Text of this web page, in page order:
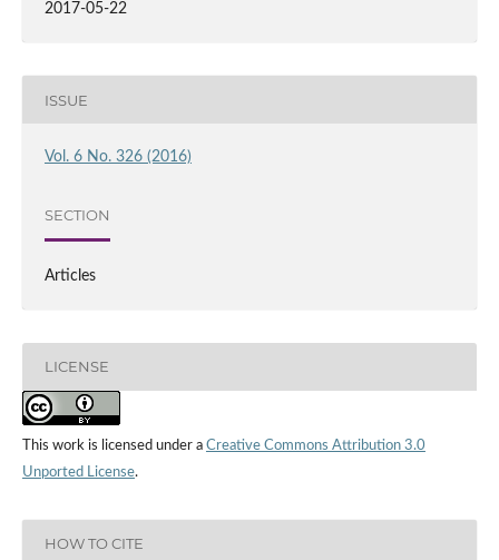
2017-05-22
ISSUE
Vol. 6 No. 326 (2016)
SECTION
Articles
LICENSE
This work is licensed under a Creative Commons Attribution 3.0
Unported License.
HOW TO CITE